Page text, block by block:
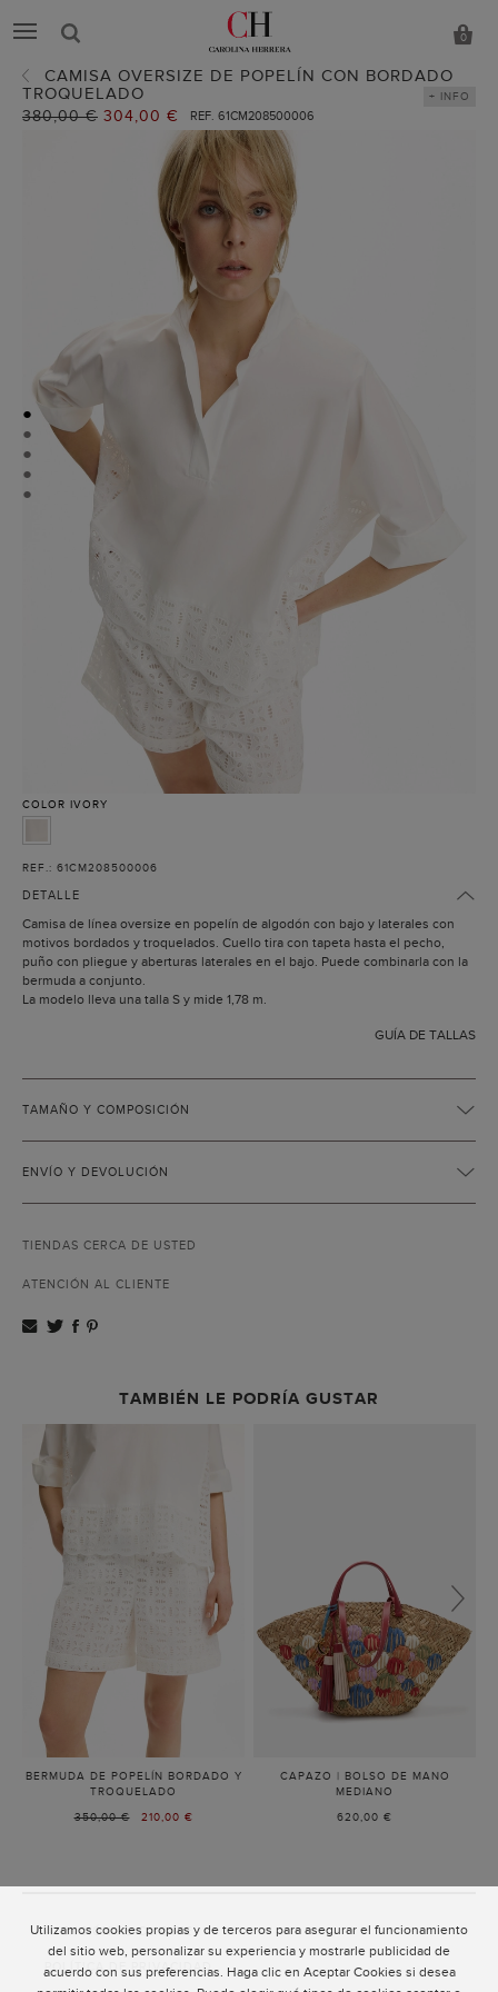
Utilizamos cookies propias y de terceros para asegurar el funcionamiento
del sitio web, personalizar su experiencia y mostrarle publicidad de
acuerdo con sus preferencias. Haga clic en Aceptar Cookies si desea
0
CAMISA OVERSIZE DE POPELÍN CON BORDADO
TROQUELADO
Precio
380,00 € Precio
304,00 € REF. 61CM208500006
+ INFO
●
●
●
●
●
COLOR IVORY
REF.: 61CM208500006
DETALLE
Camisa de línea oversize en popelín de algodón con bajo y laterales con
motivos bordados y troquelados. Cuello tira con tapeta hasta el pecho,
puño con pliegue y aberturas laterales en el bajo. Puede combinarla con la
bermuda a conjunto.
La modelo lleva una talla S y mide 1,78 m.
GUÍA DE TALLAS
TAMAÑO Y COMPOSICIÓN
ENVÍO Y DEVOLUCIÓN
TIENDAS CERCA DE USTED
ATENCIÓN AL CLIENTE
TAMBIÉN LE PODRÍA GUSTAR
BERMUDA DE POPELÍN BORDADO Y
TROQUELADO
PRECIO
350,00 €
PRECIO
210,00 €
CAPAZO | BOLSO DE MANO
MEDIANO
620,00 €
ATENCIÓN AL CLIENTE
POLÍTICA DE PRIVACIDAD